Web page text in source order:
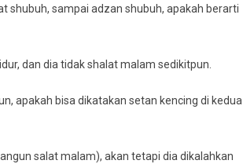
shubuh, sampai adzan shubuh, apakah berarti
dan dia tidak shalat malam sedikitpun.
apakah bisa dikatakan setan kencing di kedua
salat malam), akan tetapi dia dikalahkan